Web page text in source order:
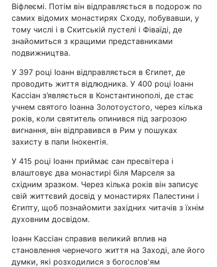
Віфлеємі. Потім він відправляється в подорож по
самих відомих монастирях Сходу, побувавши, у
тому числі і в Скитській пустелі і Фіваїді, де
знайомиться з кращими представниками
подвижництва.
У 397 році Іоанн відправляється в Єгипет, де
проводить життя відлюдника. У 400 році Іоанн
Кассіан з’являється в Константинополі, де стає
учнем святого Іоанна Золотоустого, через кілька
років, коли святитель опинився під загрозою
вигнання, він відправився в Рим у пошуках
захисту в папи Інокентія.
У 415 році Іоанн приймає сан пресвітера і
влаштовує два монастирі біля Марселя за
східним зразком. Через кілька років він записує
свій життєвий досвід у монастирях Палестини і
Єгипту, щоб познайомити західних читачів з їхнім
духовним досвідом.
Іоанн Кассіан справив великий вплив на
становлення чернечого життя на Заході, але його
думки, які розходилися з богослов'ям